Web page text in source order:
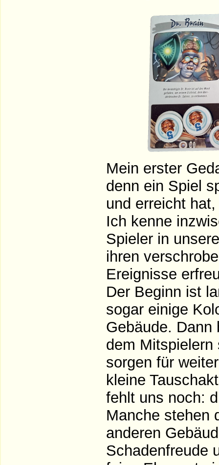
Mein erster
denn ein Spiel
und erreicht
Ich kenne
Spieler in
ihren
Ereignisse
Der Beginn ist
sogar einige
Gebäude. Dann
dem Mitspielern
sorgen für
kleine
fehlt uns noch:
Manche stehen
anderen
Schadenfreude